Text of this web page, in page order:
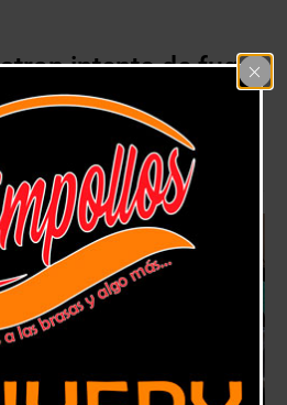
intento de fuga
la cárcel de